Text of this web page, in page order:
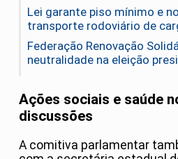
Lei garante piso mínimo e
transporte rodoviário de
Federação Renovação
neutralidade na eleição
Ações sociais e saúde
discussões
A comitiva parlamentar